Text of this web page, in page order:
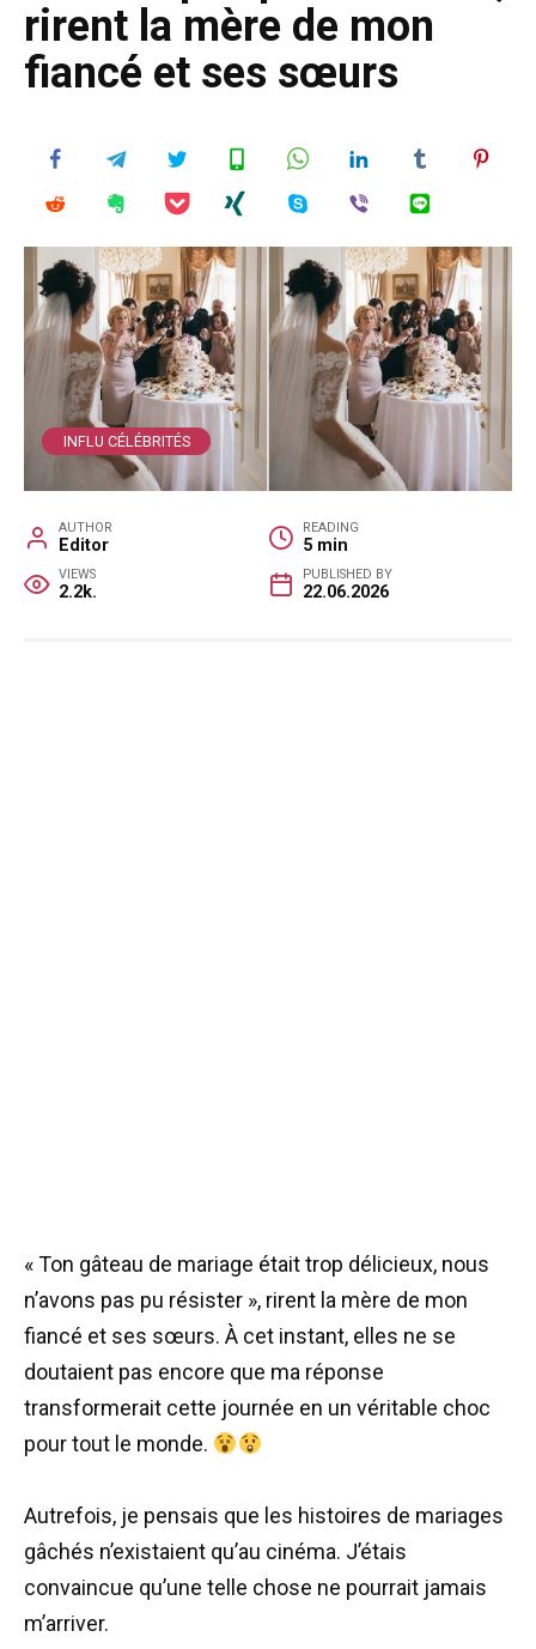
rirent la mère de mon
fiancé et ses sœurs
INFLU CÉLÉBRITÉS
AUTHOR
Editor
READING
5 min
VIEWS
2.2k.
PUBLISHED BY
22.06.2026
« Ton gâteau de mariage était trop délicieux, nous
n’avons pas pu résister », rirent la mère de mon
fiancé et ses sœurs. À cet instant, elles ne se
doutaient pas encore que ma réponse
transformerait cette journée en un véritable choc
pour tout le monde.
Autrefois, je pensais que les histoires de mariages
gâchés n’existaient qu’au cinéma. J’étais
convaincue qu’une telle chose ne pourrait jamais
m’arriver.